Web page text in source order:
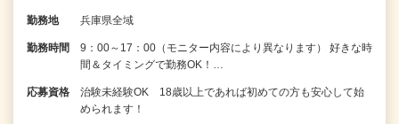
勤務地 兵庫県全域
勤務時間
9：00～17：00（モニター内容により異なります） 好きな時
間＆タイミングで勤務OK！…
応募資格
治験未経験OK 18歳以上であれば初めての方も安心して始
められます！